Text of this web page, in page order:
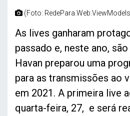
(Foto:
As lives ganharam
passado e, neste ano,
Havan preparou uma
para as transmissões ao
em 2021. A primeira live
quarta-feira, 27, e será